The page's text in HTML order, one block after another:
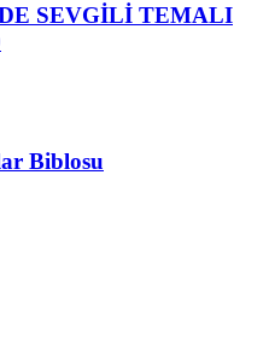
SEVGİLİ TEMALI
Biblosu